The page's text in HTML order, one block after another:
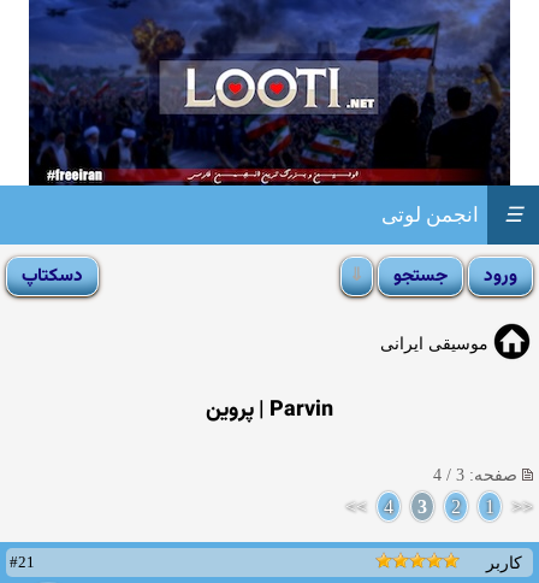
انجمن لوتی ☰
موسیقی ایرانی
Parvin | پروین
صفحه: 3 / 4
<<
1
2
3
4
>>
کاربر
#21